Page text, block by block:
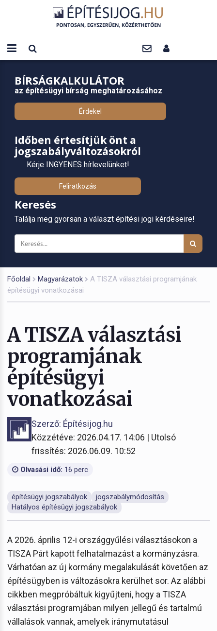
BÍRSÁGKALKULÁTOR
az építésügyi bírság meghatározásához
Érdekel
Időben értesítjük önt a
jogszabályváltozásokról
Kérje INGYENES hírlevelünket!
Feliratkozás
Keresés
Találja meg gyorsan a választ építési jogi kérdéseire!
Főoldal Magyarázatok
A TISZA választási programjának
építésügyi vonatkozásai
A TISZA választási
programjának
építésügyi
vonatkozásai
Szerző: Építésijog.hu
Közzétéve: 2026.04.17. 14:06 | Utolsó
frissítés: 2026.06.09. 10:52
Olvasási idő: 16 perc
építésügyi jogszabályok
jogszabálymódosítás
Hatályos építésügyi jogszabályok
A 2026. április 12-i országgyűlési választásokon a
TISZA Párt kapott felhatalmazást a kormányzásra.
Várhatóan az új kormány megalakulását követően az
építésügyben is változásokra kerülhet sor. Az alábbi
cikkben megpróbáltuk kigyűjteni, hogy a TISZA
választási programjában milyen jellegű és tartalmú
vállalások vannak, amelyek iránymutatásul